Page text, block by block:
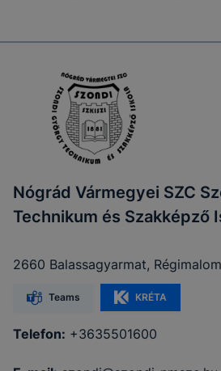
Nógrád Vármegyei SZC
Technikum és Szakképző
2660 Balassagyarmat,
Teams KRÉTA
Telefon: +3635501600